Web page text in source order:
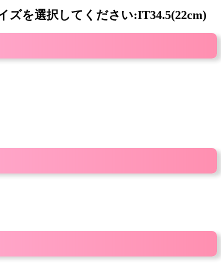
を選択してください:IT34.5(22cm)